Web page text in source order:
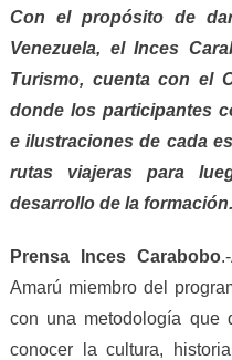
Con el propósito de
Venezuela, el Inces
Turismo, cuenta con el
donde los participantes
e ilustraciones de cada
rutas viajeras para
desarrollo de la formación.
Prensa Inces Carabobo
Amarú miembro del
con una metodología que
conocer la cultura,